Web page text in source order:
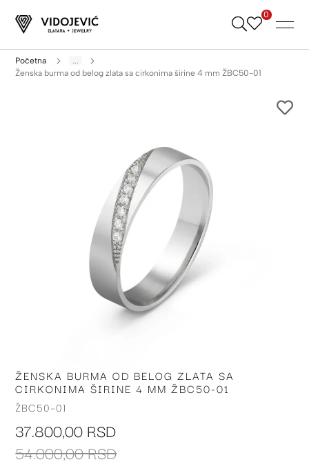
Skip
0
Početna
...
Ženska burma od belog zlata sa cirkonima širine 4 mm ŽBC50-01
Skip
to
the
of
images
ŽENSKA BURMA OD BELOG ZLATA SA
CIRKONIMA ŠIRINE 4 MM ŽBC50-01
ŽBC50-01
37.800,00 RSD
54.000,00 RSD